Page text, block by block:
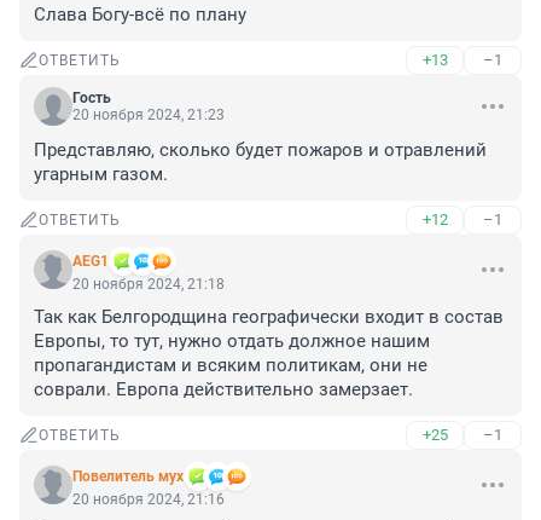
Слава Богу-всё по плану
ОТВЕТИТЬ +13 –1
Гость
20 ноября 2024, 21:23
Представляю, сколько будет пожаров и отравлений
угарным газом.
ОТВЕТИТЬ +12 –1
AEG1
20 ноября 2024, 21:18
Так как Белгородщина географически входит в состав
Европы, то тут, нужно отдать должное нашим
пропагандистам и всяким политикам, они не
соврали. Европа действительно замерзает.
ОТВЕТИТЬ +25 –1
Повелитель мух
20 ноября 2024, 21:16